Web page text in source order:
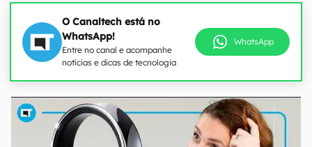
O Canaltech está no
WhatsApp!
Entre no canal e acompanhe
notícias e dicas de tecnologia
WhatsApp